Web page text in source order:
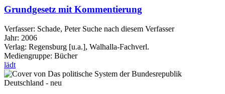
Grundgesetz mit Kommentierung
Verfasser: Schade, Peter Suche nach diesem Verfasser
Jahr: 2006
Verlag: Regensburg [u.a.], Walhalla-Fachverl.
Mediengruppe: Bücher
lädt